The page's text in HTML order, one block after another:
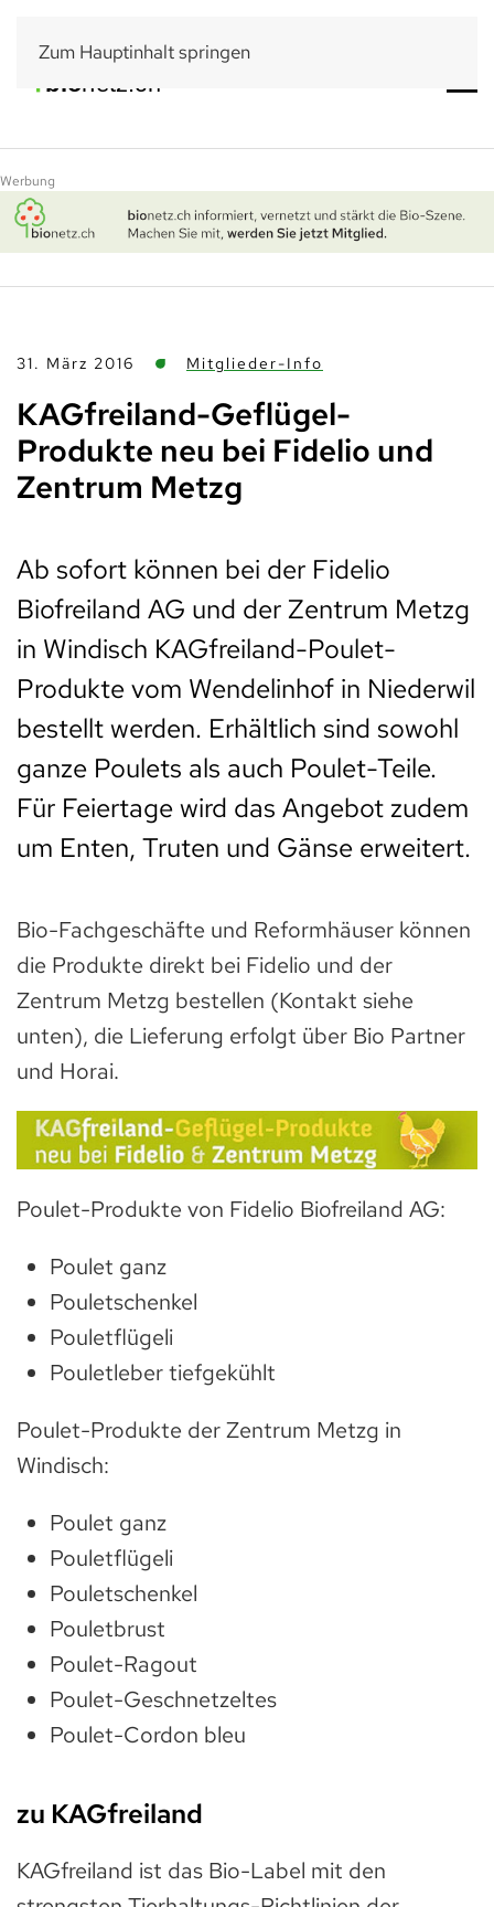
Zum Hauptinhalt springen
Werbung
31. März 2016 Mitglieder-Info
KAGfreiland-Geflügel-
Produkte neu bei Fidelio und
Zentrum Metzg
Ab sofort können bei der Fidelio
Biofreiland AG und der Zentrum Metzg
in Windisch KAGfreiland-Poulet-
Produkte vom Wendelinhof in Niederwil
bestellt werden. Erhältlich sind sowohl
ganze Poulets als auch Poulet-Teile.
Für Feiertage wird das Angebot zudem
um Enten, Truten und Gänse erweitert.
Bio-Fachgeschäfte und Reformhäuser können
die Produkte direkt bei Fidelio und der
Zentrum Metzg bestellen (Kontakt siehe
unten), die Lieferung erfolgt über Bio Partner
und Horai.
Poulet-Produkte von Fidelio Biofreiland AG:
Poulet ganz
Pouletschenkel
Pouletflügeli
Pouletleber tiefgekühlt
Poulet-Produkte der Zentrum Metzg in
Windisch:
Poulet ganz
Pouletflügeli
Pouletschenkel
Pouletbrust
Poulet-Ragout
Poulet-Geschnetzeltes
Poulet-Cordon bleu
zu KAGfreiland
KAGfreiland ist das Bio-Label mit den